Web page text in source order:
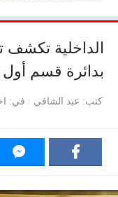
الداخلية
بدائرة قسم أول
كتب عبد الشافي في